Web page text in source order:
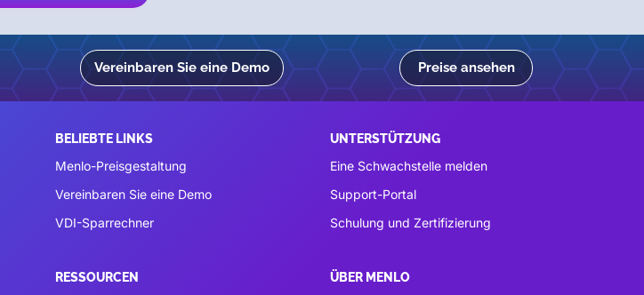
Vereinbaren Sie eine Demo Preise ansehen
BELIEBTE LINKS
Menlo-Preisgestaltung
Vereinbaren Sie eine Demo
VDI-Sparrechner
RESSOURCEN
UNTERSTÜTZUNG
Eine Schwachstelle melden
Support-Portal
Schulung und Zertifizierung
ÜBER MENLO